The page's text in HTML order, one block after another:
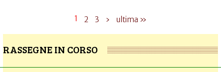
1 2 3 › ultima »
RASSEGNE IN CORSO